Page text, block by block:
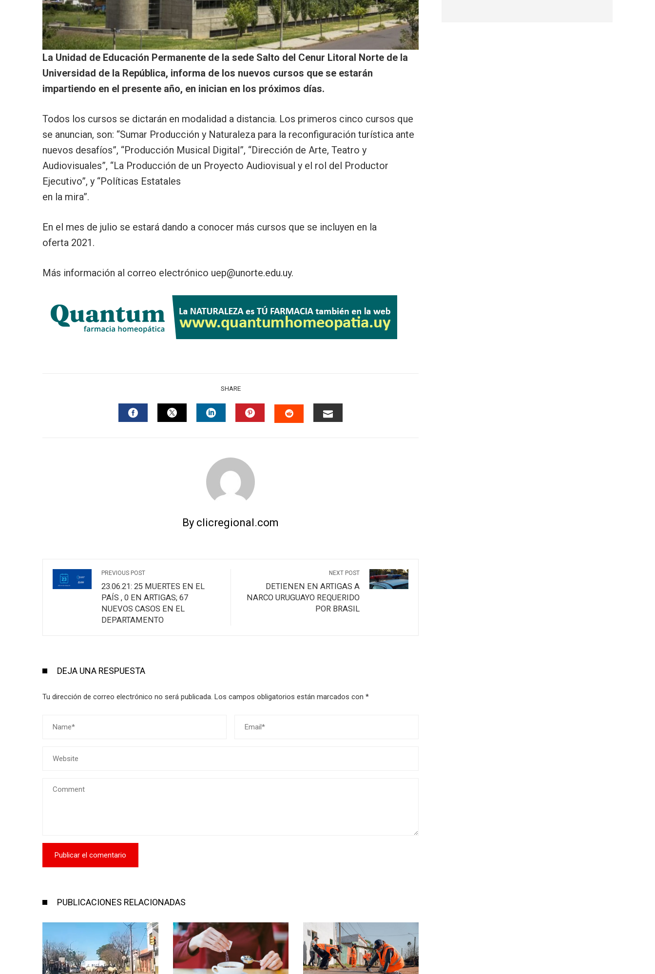
La Unidad de Educación Permanente de la sede Salto del Cenur Litoral Norte de la
Universidad de la República, informa de los nuevos cursos que se estarán
impartiendo en el presente año, en inician en los próximos días.
Todos los cursos se dictarán en modalidad a distancia. Los primeros cinco cursos que
se anuncian, son: “Sumar Producción y Naturaleza para la reconfiguración turística ante
nuevos desafíos”, “Producción Musical Digital”, “Dirección de Arte, Teatro y
Audiovisuales”, “La Producción de un Proyecto Audiovisual y el rol del Productor
Ejecutivo”, y “Políticas Estatales
en la mira”.
En el mes de julio se estará dando a conocer más cursos que se incluyen en la
oferta 2021.
Más información al correo electrónico uep@unorte.edu.uy.
SHARE
By clicregional.com
PREVIOUS POST
23.06.21: 25 MUERTES EN EL
PAÍS , 0 EN ARTIGAS; 67
NUEVOS CASOS EN EL
DEPARTAMENTO
NEXT POST
DETIENEN EN ARTIGAS A
NARCO URUGUAYO REQUERIDO
POR BRASIL
DEJA UNA RESPUESTA
Tu dirección de correo electrónico no será publicada. Los campos obligatorios están marcados con *
PUBLICACIONES RELACIONADAS